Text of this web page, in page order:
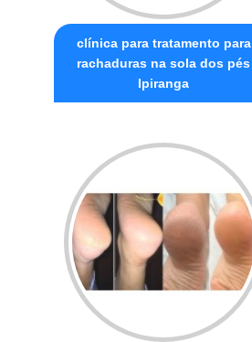
clínica para tratamento para
rachaduras na sola dos pés
Ipiranga